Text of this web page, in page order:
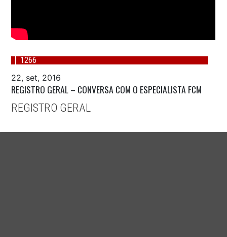
1266
22, set, 2016
REGISTRO GERAL – CONVERSA COM O ESPECIALISTA FCM
REGISTRO GERAL